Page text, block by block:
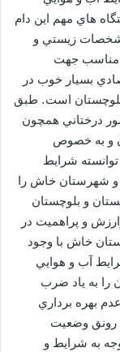
هاي مهم اين دام
زيستي و
مناسب جهت
بسيار خوب در
بلوچستان است. طبق
درختاني همچون
و به خصوص
شرايط
و شهرستان خاش را
و بلوچستان
و پراهميت در
خاش با وجود
آب و هوايي
را به ياد ضرب
بهره برداري
رونق وضعیت
به شرایط و